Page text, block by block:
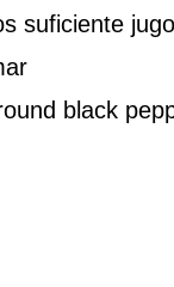
suficiente
black